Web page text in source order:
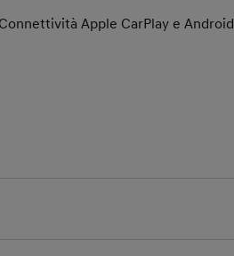
Apple CarPlay e Android